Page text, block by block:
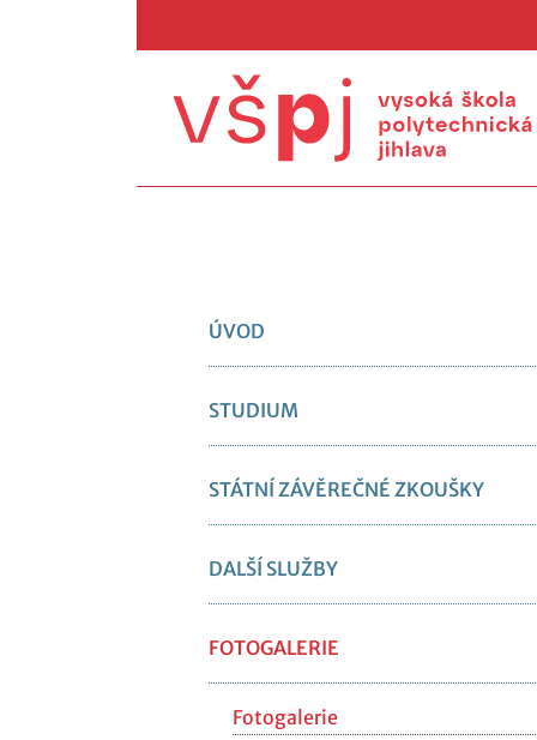
ÚVOD
STUDIUM
STÁTNÍ ZÁVĚREČNÉ ZKOUŠKY
DALŠÍ SLUŽBY
FOTOGALERIE
Fotogalerie